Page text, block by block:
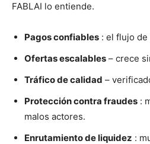
FABLAI lo entiende.
Pagos confiables : el flujo de
Ofertas escalables – crece
Tráfico de calidad –
Protección contra fraudes :
malos actores.
Enrutamiento de liquidez :